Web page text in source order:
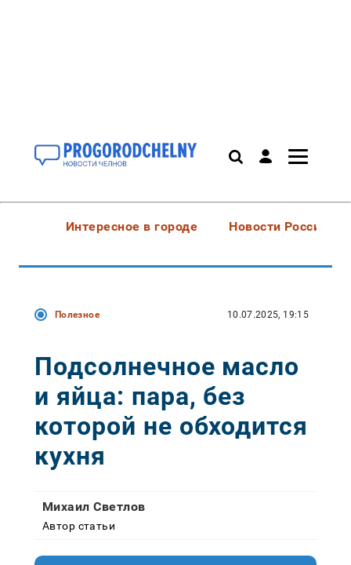
Интересное в городе Новости России
Полезное 10.07.2025, 19:15
Подсолнечное масло
и яйца: пара, без
которой не обходится
кухня
Михаил Светлов
Автор статьи